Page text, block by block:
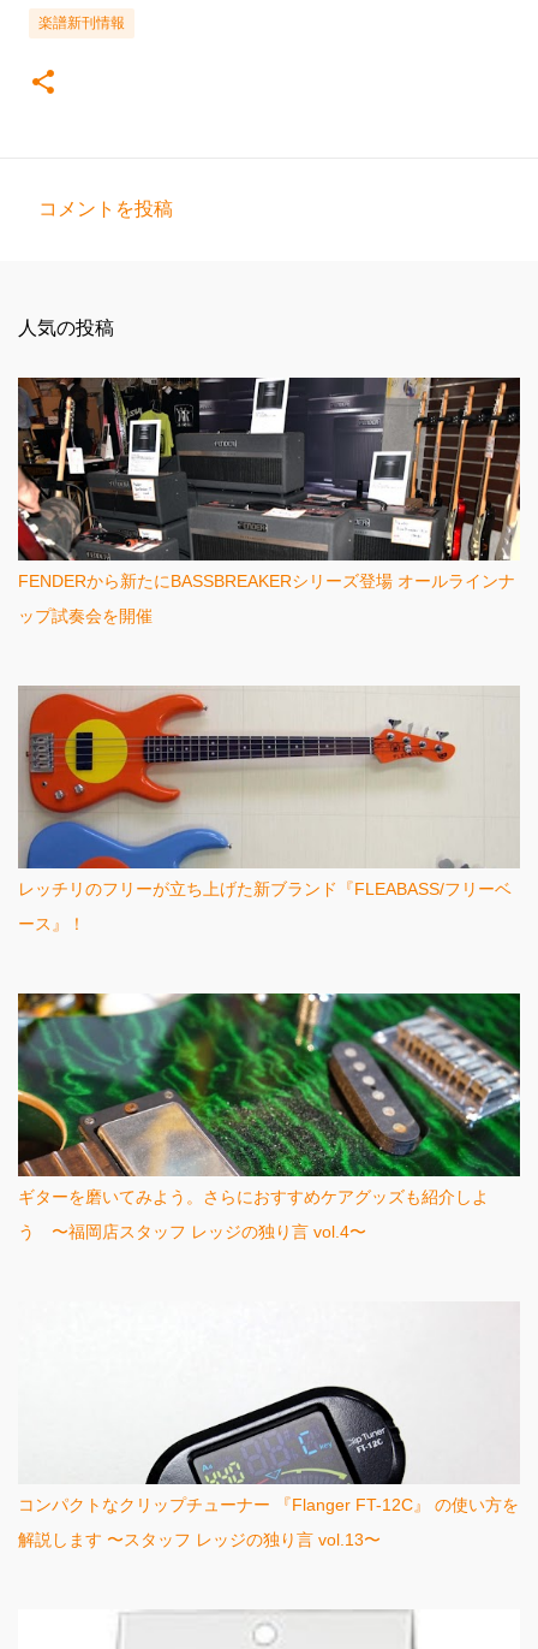
楽譜新刊情報
ト
コメントを投稿
人気の投稿
FENDERから新たにBASSBREAKERシリーズ登場 オールラインナ
ップ試奏会を開催
レッチリのフリーが立ち上げた新ブランド『FLEABASS/フリーベ
ース』！
ギターを磨いてみよう。さらにおすすめケアグッズも紹介しよ
う 〜福岡店スタッフ レッジの独り言 vol.4〜
コンパクトなクリップチューナー 『Flanger FT-12C』 の使い方を
解説します 〜スタッフ レッジの独り言 vol.13〜